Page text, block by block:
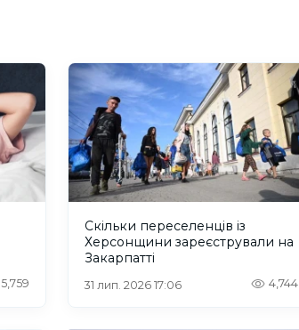
5,759
Скільки переселенців із
Херсонщини зареєстрували на
Закарпатті
31 лип. 2026 17:06 4,744